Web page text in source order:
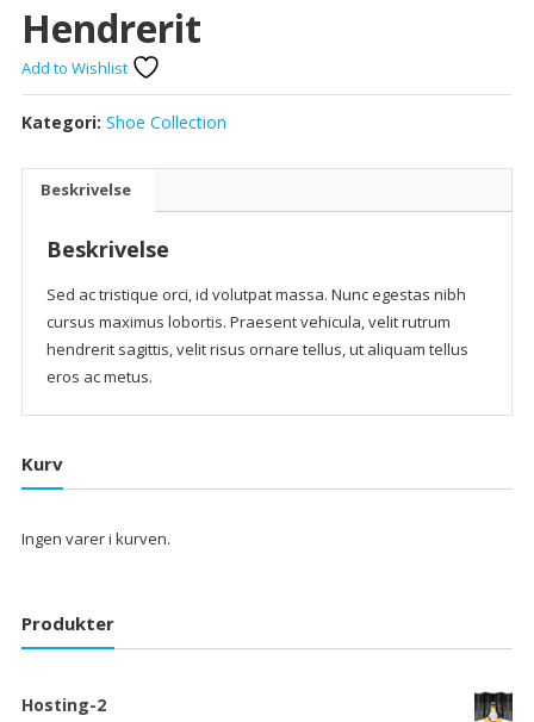
Hendrerit
Add to Wishlist
Kategori: Shoe Collection
Beskrivelse
Beskrivelse
Sed ac tristique orci, id volutpat massa. Nunc egestas nibh
cursus maximus lobortis. Praesent vehicula, velit rutrum
hendrerit sagittis, velit risus ornare tellus, ut aliquam tellus
eros ac metus.
Kurv
Ingen varer i kurven.
Produkter
Hosting-2